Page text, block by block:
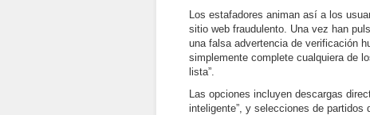
Los estafadores animan así a los
sitio web fraudulento. Una vez han
una falsa advertencia de verificación
simplemente complete cualquiera de
lista”.
Las opciones incluyen descargas
inteligente”, y selecciones de